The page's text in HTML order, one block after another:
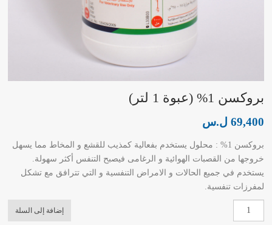
بروكسن 1% (عبوة 1 لتر)
69,400 ل.س
بروكسن 1% : محلول يستخدم بفعالية كمذيب للقشع و المخاط مما يسهل
خروجها من القصبات الهوائية و الرغامى فيصبح التنفس أكثر سهولة.
يستخدم في جميع الحالات و الامراض التنفسية و التي تترافق مع تشكل
لمفرزات تنفسية.
كمية
بروكسن
إضافة إلى السلة